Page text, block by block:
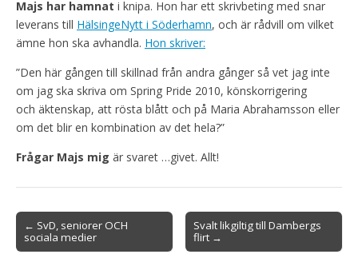
Majs har hamnat i knipa. Hon har ett skrivbeting med snar
leverans till HälsingeNytt i Söderhamn, och är rådvill om vilket
ämne hon ska avhandla. Hon skriver:
”Den här gången till skillnad från andra gånger så vet jag inte
om jag ska skriva om Spring Pride 2010, könskorrigering
och äktenskap, att rösta blått och på Maria Abrahamsson eller
om det blir en kombination av det hela?”
Frågar Majs mig är svaret …givet. Allt!
Post
navigation
← SvD, seniorer OCH
sociala medier
Svalt likgiltig till Dambergs
flirt →